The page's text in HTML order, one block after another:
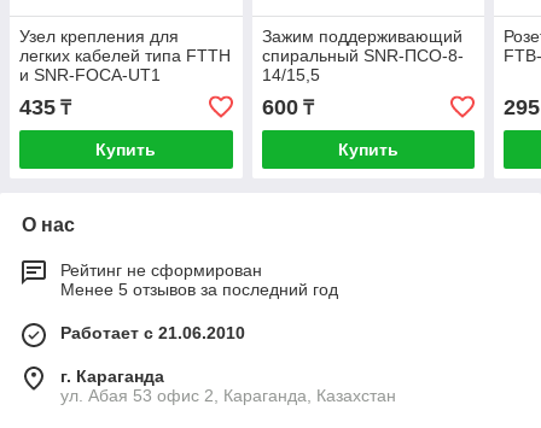
Узел крепления для
легких кабелей типа FTTH
и SNR-FOCA-UT1
435 ₸
Купить
Зажим поддерживающий
спиральный SNR-ПСО-8-
14/15,5
600₸
Купить
295
О нас
Рейтинг не сформирован
Менее 5 отзывов за последний год
Работает с 21.06.2010
г. Караганда
ул. Абая 53 офис 2, Караганда, Казахстан